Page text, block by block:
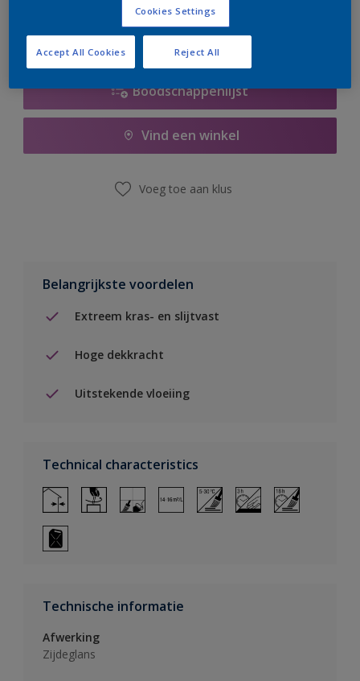
Boodschappenlijst
Vind een winkel
Voeg toe aan klus
Belangrijkste voordelen
Extreem kras- en slijtvast
Hoge dekkracht
Uitstekende vloeiing
Technical characteristics
Technische informatie
Afwerking
Zijdeglans
Cookies Settings
Reject All
Accept All Cookies